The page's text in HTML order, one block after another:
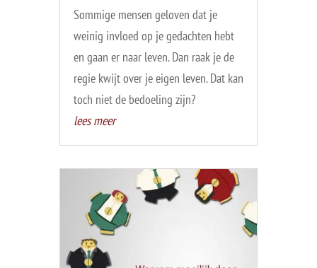
Sommige mensen geloven dat je
weinig invloed op je gedachten hebt
en gaan er naar leven. Dan raak je de
regie kwijt over je eigen leven. Dat kan
toch niet de bedoeling zijn?
lees meer